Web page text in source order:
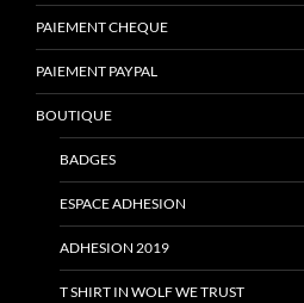
PAIEMENT CHEQUE
PAIEMENT PAYPAL
BOUTIQUE
BADGES
ESPACE ADHESION
ADHESION 2019
T SHIRT IN WOLF WE TRUST